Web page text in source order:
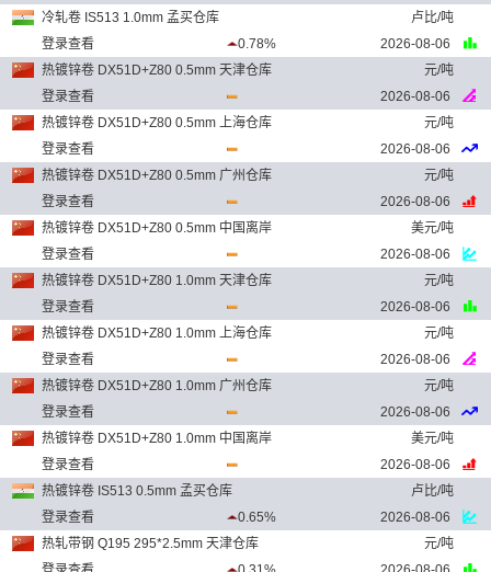
冷轧卷 IS513 1.0mm 孟买仓库
卢比/吨
登录查看
0.78%
2026-08-06
热镀锌卷 DX51D+Z80 0.5mm 天津仓库
元/吨
登录查看
2026-08-06
热镀锌卷 DX51D+Z80 0.5mm 上海仓库
元/吨
登录查看
2026-08-06
热镀锌卷 DX51D+Z80 0.5mm 广州仓库
元/吨
登录查看
2026-08-06
热镀锌卷 DX51D+Z80 0.5mm 中国离岸
美元/吨
登录查看
2026-08-06
热镀锌卷 DX51D+Z80 1.0mm 天津仓库
元/吨
登录查看
2026-08-06
热镀锌卷 DX51D+Z80 1.0mm 上海仓库
元/吨
登录查看
2026-08-06
热镀锌卷 DX51D+Z80 1.0mm 广州仓库
元/吨
登录查看
2026-08-06
热镀锌卷 DX51D+Z80 1.0mm 中国离岸
美元/吨
登录查看
2026-08-06
热镀锌卷 IS513 0.5mm 孟买仓库
卢比/吨
登录查看
0.65%
2026-08-06
热轧带钢 Q195 295*2.5mm 天津仓库
元/吨